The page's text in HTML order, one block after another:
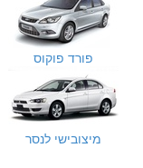
פורד פוקוס
מיצובישי לנסר